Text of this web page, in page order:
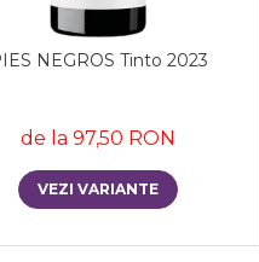
NEGROS Tinto 2023
de la 97,50 RON
VEZI VARIANTE